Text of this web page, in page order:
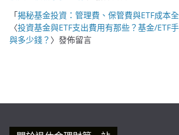
「揭秘基金投資：管理費、保管費與ETF成本
〈投資基金與ETF支出費用有那些？基金/ETF
與多少錢？ 〉發佈留言